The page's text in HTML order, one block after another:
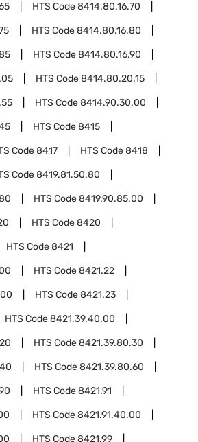
HTS Code8414.80.16.70
HTS Code8414.80.16.80
HTS Code8414.80.16.90
HTS Code8414.80.20.15
HTS Code8414.90.30.00
HTS Code8415
Code8417 HTS Code8418
Code8419.81.50.80
HTS Code8419.90.85.00
HTS Code8420
HTS Code8421
HTS Code8421.22
HTS Code8421.23
HTS Code8421.39.40.00
HTS Code8421.39.80.30
HTS Code8421.39.80.60
HTS Code8421.91
HTS Code8421.91.40.00
HTS Code8421.99